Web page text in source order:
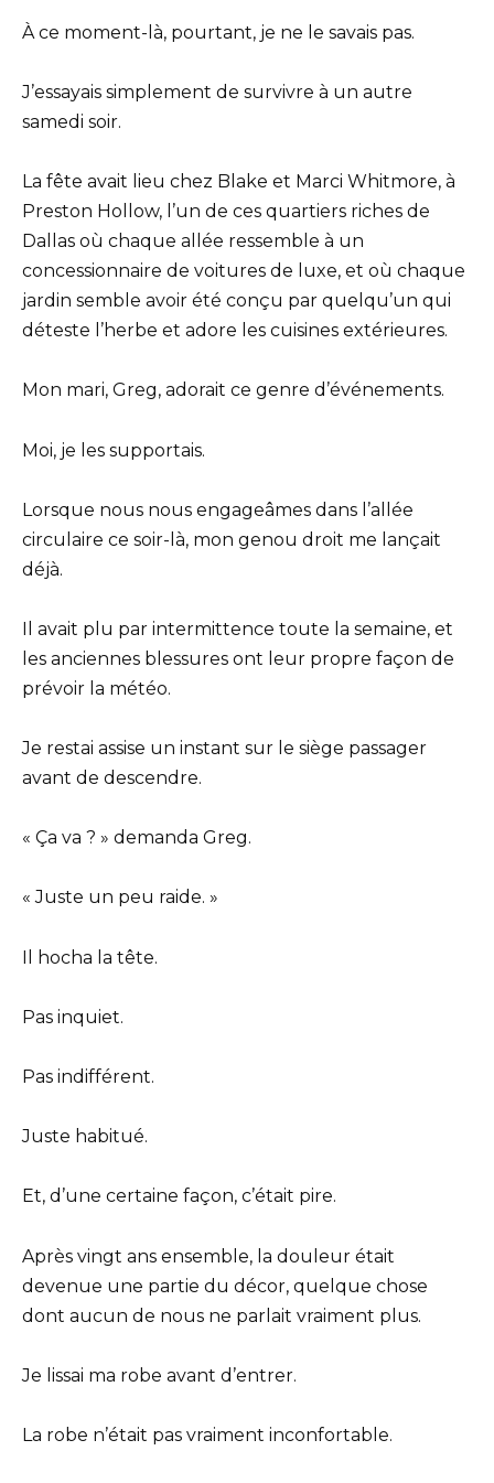
À ce moment-là, pourtant, je ne le savais pas.
J’essayais simplement de survivre à un autre
samedi soir.
La fête avait lieu chez Blake et Marci Whitmore, à
Preston Hollow, l’un de ces quartiers riches de
Dallas où chaque allée ressemble à un
concessionnaire de voitures de luxe, et où chaque
jardin semble avoir été conçu par quelqu’un qui
déteste l’herbe et adore les cuisines extérieures.
Mon mari, Greg, adorait ce genre d’événements.
Moi, je les supportais.
Lorsque nous nous engageâmes dans l’allée
circulaire ce soir-là, mon genou droit me lançait
déjà.
Il avait plu par intermittence toute la semaine, et
les anciennes blessures ont leur propre façon de
prévoir la météo.
Je restai assise un instant sur le siège passager
avant de descendre.
« Ça va ? » demanda Greg.
« Juste un peu raide. »
Il hocha la tête.
Pas inquiet.
Pas indifférent.
Juste habitué.
Et, d’une certaine façon, c’était pire.
Après vingt ans ensemble, la douleur était
devenue une partie du décor, quelque chose
dont aucun de nous ne parlait vraiment plus.
Je lissai ma robe avant d’entrer.
La robe n’était pas vraiment inconfortable.